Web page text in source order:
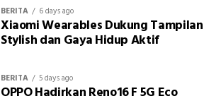
BERITA 6 days ago
Xiaomi Wearables Dukung Tampilan
Stylish dan Gaya Hidup Aktif
BERITA 5 days ago